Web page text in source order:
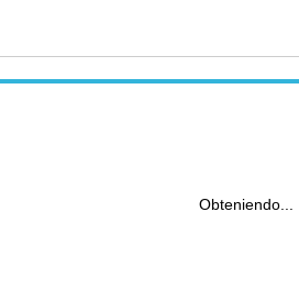
Obteniendo...